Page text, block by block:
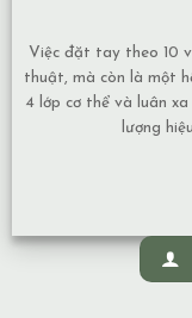
Việc đặt tay theo 10 vị
thuật, mà còn là một
4 lớp cơ thể và luân xa
lượng